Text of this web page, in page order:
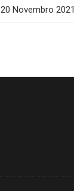
Novembro 2021